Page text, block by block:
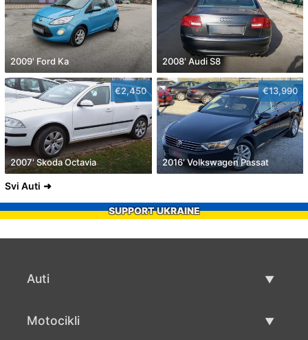
2009' Ford Ka 2008' Audi S8
€2,450
2007' Skoda Octavia
€13,990
2016' Volkswagen Passat
Svi Auti
SUPPORT UKRAINE
Auti
Motocikli